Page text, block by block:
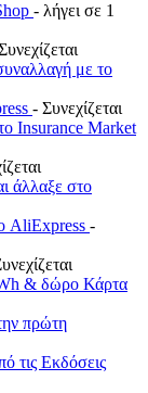
- λήγει σε 1
με το
- Συνεχίζεται
Insurance Market
άλλαξε στο
AliExpress -
& δώρο Κάρτα
πρώτη
τις Εκδόσεις